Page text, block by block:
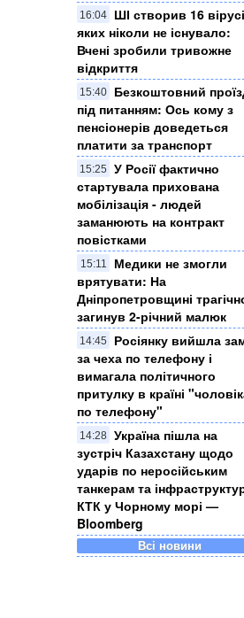
16:04
ШІ створив 16
яких ніколи не існувало:
Вчені зробили тривожне
відкриття
15:40
Безкоштовний
під питанням: Ось кому з
пенсіонерів доведеться
платити за транспорт
15:25
У Росії фактично
стартувала прихована
мобілізація - людей
заманюють на контракт
повістками
15:11
Медики не змогли
врятувати: На
Дніпропетровщині
загинув 2-річний малюк
14:45
Росіянку вийшла
за чеха по телефону і
вимагала політичного
притулку в країні
по телефону"
14:28 Україна пішла на
зустріч Казахстану щодо
ударів по неросійським
танкерам та
КТК у Чорному морі —
Bloomberg
Всі новини